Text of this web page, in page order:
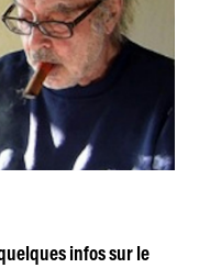
infos sur le